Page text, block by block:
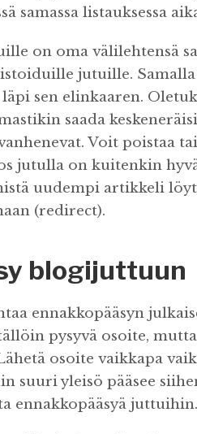
samassa listauksessa
on oma välilehtensä
jutuille.
sen elinkaaren.
saada
Voit poistaa
jutulla on kuitenkin
uudempi artikkeli
(redirect).
blogijuttuun
ennakkopääsyn
pysyvä osoite,
osoite vaikkapa
suuri yleisö pääsee
ennakkopääsyä juttuihin.